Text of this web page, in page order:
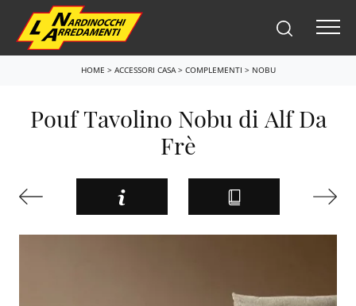
HOME > ACCESSORI CASA> COMPLEMENTI > NOBU
Pouf Tavolino Nobu di Alf Da
Frè